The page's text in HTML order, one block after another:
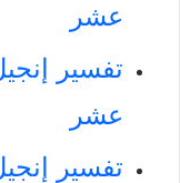
عشر
تفسير
عشر
تفسير